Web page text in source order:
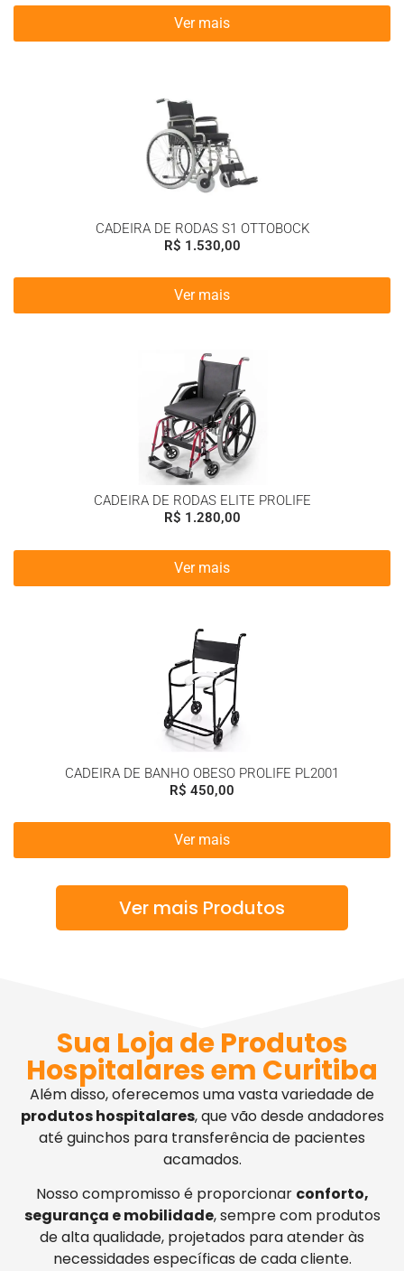
Ver mais
CADEIRA DE RODAS S1 OTTOBOCK
R$ 1.530,00
Ver mais
CADEIRA DE RODAS ELITE PROLIFE
R$ 1.280,00
Ver mais
CADEIRA DE BANHO OBESO PROLIFE PL2001
R$ 450,00
Ver mais
Ver mais Produtos
Sua Loja de Produtos
Hospitalares em Curitiba
Além disso, oferecemos uma vasta variedade de
produtos hospitalares, que vão desde andadores
até guinchos para transferência de pacientes
acamados.
Nosso compromisso é proporcionar conforto,
segurança e mobilidade, sempre com produtos
de alta qualidade, projetados para atender às
necessidades específicas de cada cliente.